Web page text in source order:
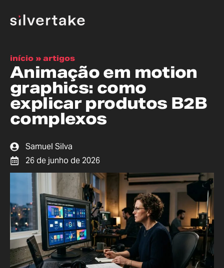
início » artigos
Animação em motion
graphics: como
explicar produtos B2B
complexos
Samuel Silva
26 de junho de 2026